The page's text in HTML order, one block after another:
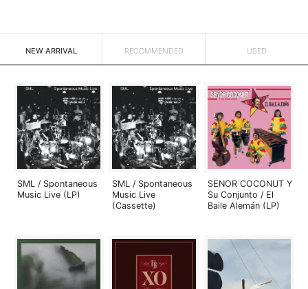
NEW ARRIVAL RECOMMENDED USED
SML / Spontaneous
Music Live (LP)
SML / Spontaneous
Music Live
(Cassette)
SENOR COCONUT Y
Su Conjunto / El
Baile Alemán (LP)